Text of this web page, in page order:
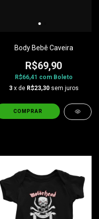
Body Bebê Caveira
R$69,90
R$66,41 com Boleto
3 x de R$23,30 sem juros
COMPRAR